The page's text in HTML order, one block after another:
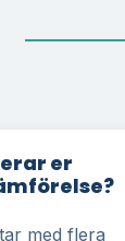
er
med flera